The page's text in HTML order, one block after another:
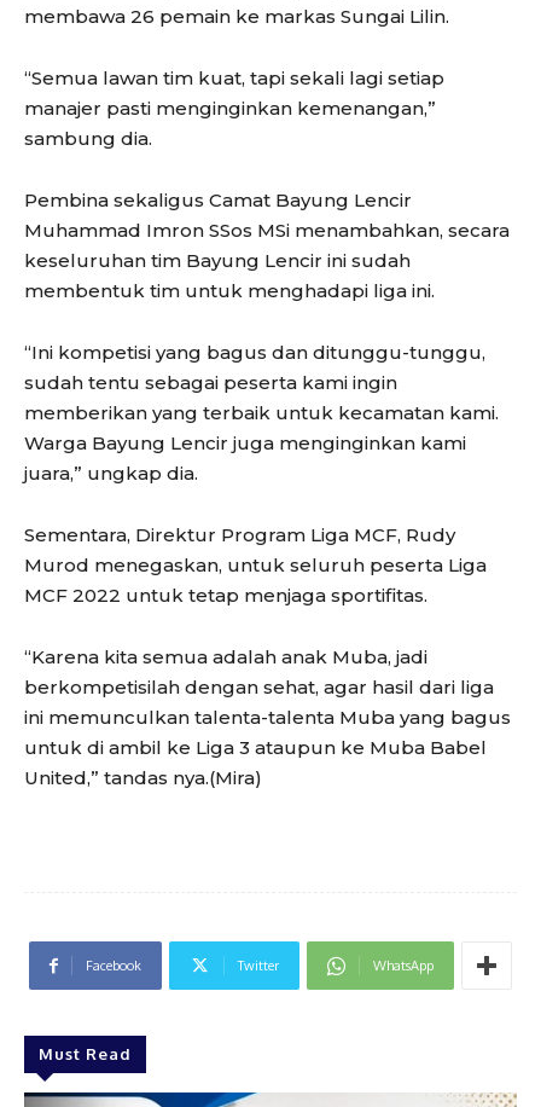
membawa 26 pemain ke markas Sungai Lilin.
“Semua lawan tim kuat, tapi sekali lagi setiap
manajer pasti menginginkan kemenangan,”
sambung dia.
Pembina sekaligus Camat Bayung Lencir
Muhammad Imron SSos MSi menambahkan, secara
keseluruhan tim Bayung Lencir ini sudah
membentuk tim untuk menghadapi liga ini.
“Ini kompetisi yang bagus dan ditunggu-tunggu,
sudah tentu sebagai peserta kami ingin
memberikan yang terbaik untuk kecamatan kami.
Warga Bayung Lencir juga menginginkan kami
juara,” ungkap dia.
Sementara, Direktur Program Liga MCF, Rudy
Murod menegaskan, untuk seluruh peserta Liga
MCF 2022 untuk tetap menjaga sportifitas.
“Karena kita semua adalah anak Muba, jadi
berkompetisilah dengan sehat, agar hasil dari liga
ini memunculkan talenta-talenta Muba yang bagus
untuk di ambil ke Liga 3 ataupun ke Muba Babel
United,” tandas nya.(Mira)
Facebook Twitter WhatsApp
Must Read